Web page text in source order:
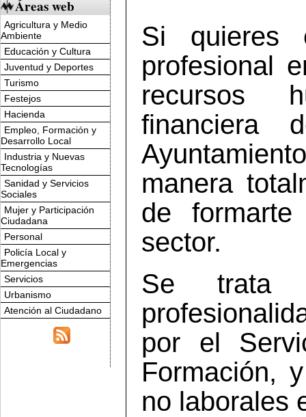
Áreas web
Agricultura y Medio
Ambiente
Educación y Cultura
Juventud y Deportes
Turismo
Festejos
Hacienda
Empleo, Formación y
Desarrollo Local
Industria y Nuevas
Tecnologías
Sanidad y Servicios
Sociales
Mujer y Participación
Ciudadana
Personal
Policía Local y
Emergencias
Servicios
Urbanismo
Atención al Ciudadano
Si quieres
profesional
recursos
financiera
manera
de
sector.
Se trata
por el
Formación,
no laborales